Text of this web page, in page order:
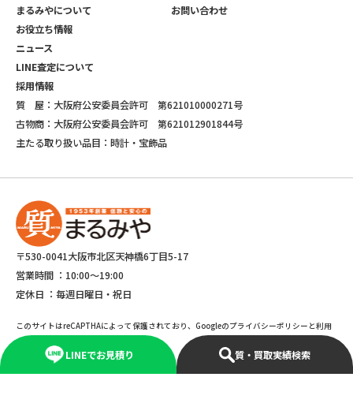
LINEでお見積り 質・買取実績検索
まるみやについて
お役立ち情報
ニュース
LINE査定について
採用情報
お問い合わせ
質 屋：大阪府公安委員会許可 第621010000271号
古物商：大阪府公安委員会許可 第621012901844号
主たる取り扱い品目：時計・宝飾品
〒530-0041大阪市北区天神橋6丁目5-17
営業時間 ： 10:00～19:00
定休日 ： 毎週日曜日・祝日
このサイトはreCAPTHAによって保護されており、Googleのプライバシーポリシーと利用
規約が適応されます。